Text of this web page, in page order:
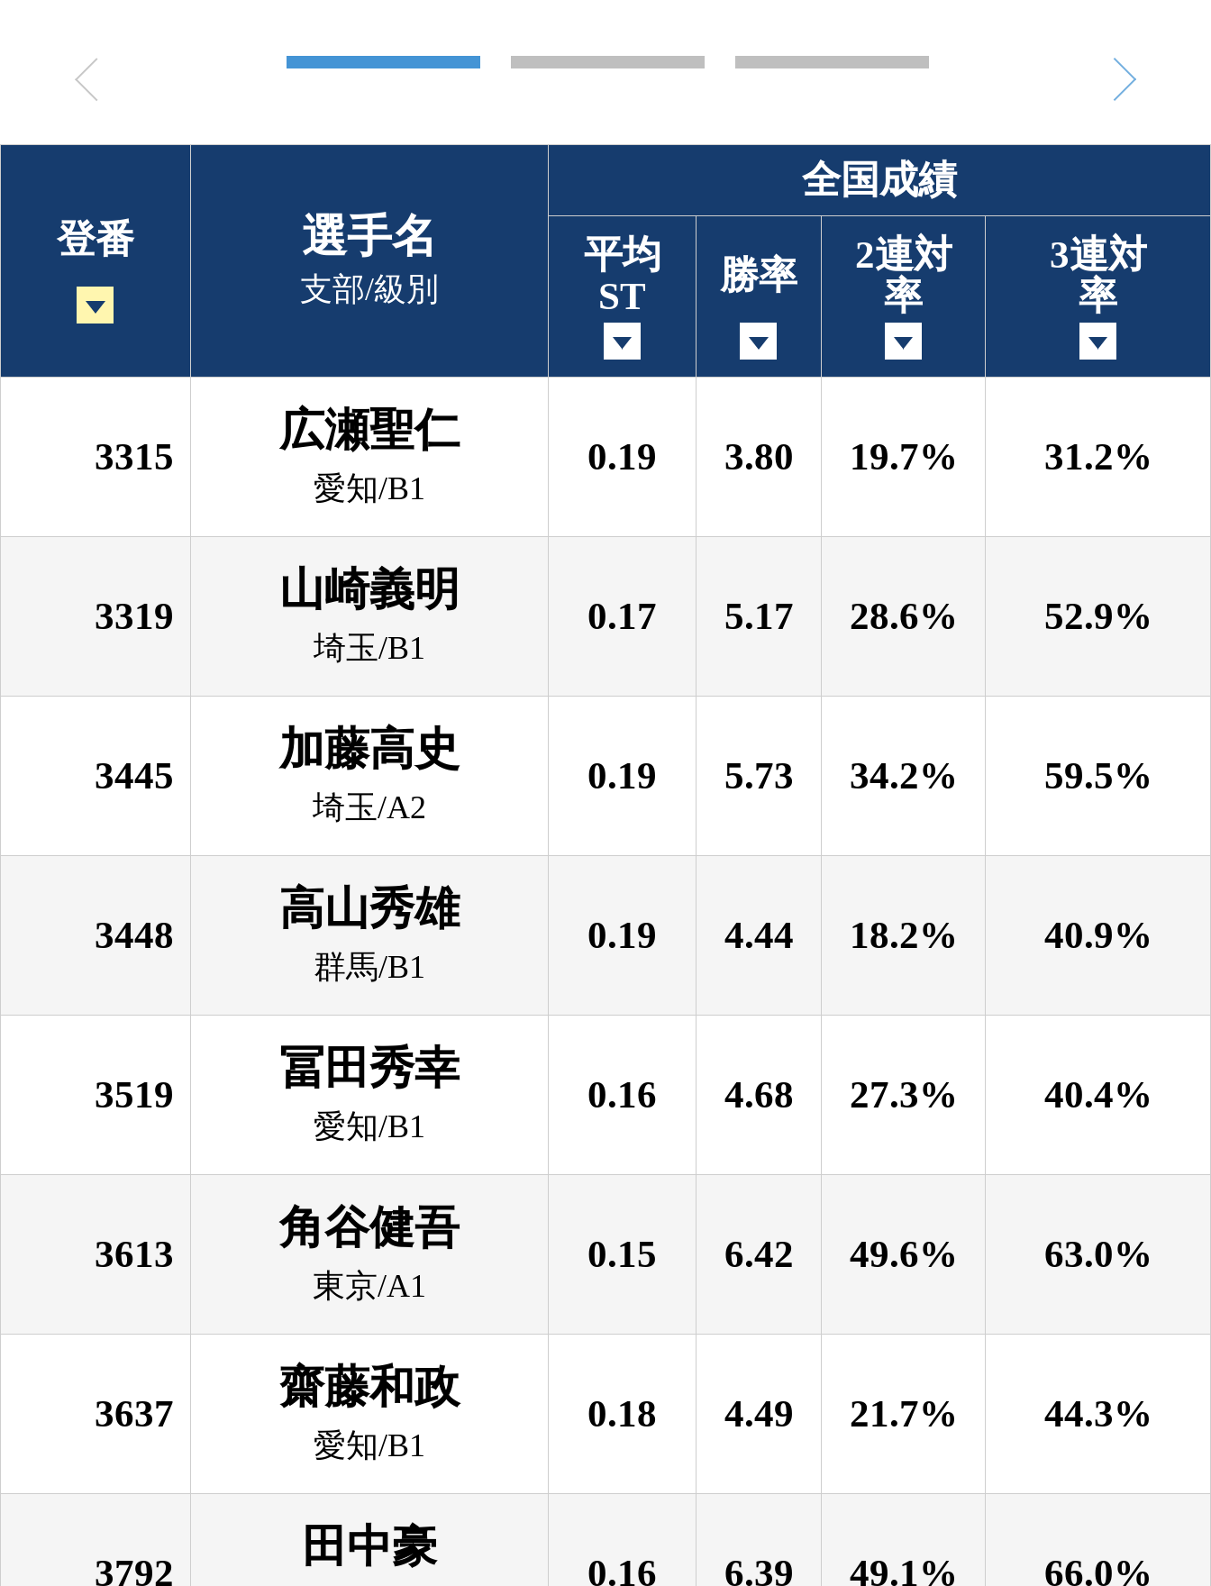
登番 選手名
支部/級別
全国成績
平均
ST
勝率
2連対
率
3連対
率
3315
広瀬聖仁
愛知/B1
0.19 3.80 19.7% 31.2%
3319
山崎義明
埼玉/B1
0.17 5.17 28.6% 52.9%
3445
加藤高史
埼玉/A2
0.19 5.73 34.2% 59.5%
3448
高山秀雄
群馬/B1
0.19 4.44 18.2% 40.9%
3519
冨田秀幸
愛知/B1
0.16 4.68 27.3% 40.4%
3613
角谷健吾
東京/A1
0.15 6.42 49.6% 63.0%
3637
齋藤和政
愛知/B1
0.18 4.49 21.7% 44.3%
3792
田中豪
0.16 6.39 49.1% 66.0%